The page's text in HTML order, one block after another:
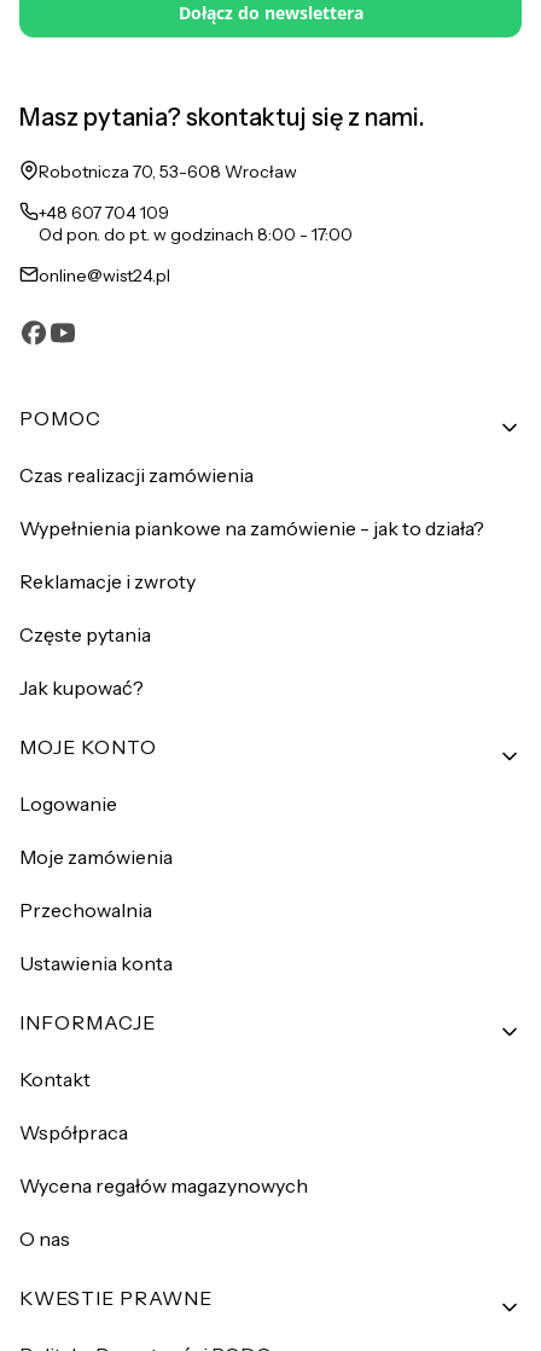
Dołącz do newslettera
Masz pytania? skontaktuj się z nami.
Adres:
Robotnicza 70, 53-608 Wrocław
+48 607 704 109
Od pon. do pt. w godzinach 8:00 - 17:00
online@wist24.pl
Linki w stopce
POMOC
Czas realizacji zamówienia
Wypełnienia piankowe na zamówienie - jak to działa?
Reklamacje i zwroty
Częste pytania
Jak kupować?
MOJE KONTO
Logowanie
Moje zamówienia
Przechowalnia
Ustawienia konta
INFORMACJE
Kontakt
Współpraca
Wycena regałów magazynowych
O nas
KWESTIE PRAWNE